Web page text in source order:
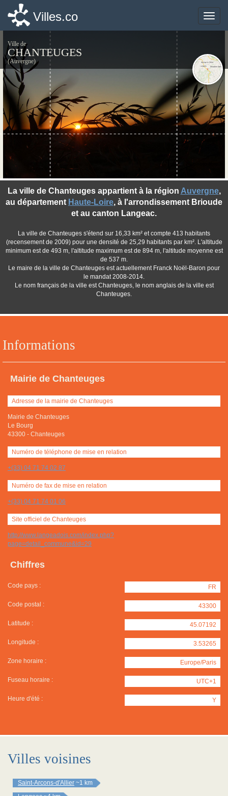
Toggle
Villes.co
Ville de
CHANTEUGES
(Auvergne)
Informations
Mairie de Chanteuges
Adresse de la mairie de Chanteuges
Mairie de Chanteuges
Le Bourg
43300 - Chanteuges
Numéro de téléphone de mise en relation
+(33) 04 71 74 02 87
Numéro de fax de mise en relation
+(33) 04 71 74 01 06
Site officiel de Chanteuges
http://www.langeadois.com/index.php?
page=detail_commune&id=29
Chiffres
Code pays : FR
Code postal : 43300
Latitude : 45.07192
Longitude : 3.53265
Zone horaire : Europe/Paris
Fuseau horaire : UTC+1
Heure d'été : Y
La ville de Chanteuges appartient à la région Auvergne,
au département Haute-Loire, à l'arrondissement Brioude
et au canton Langeac.
La ville de Chanteuges s'étend sur 16,33 km² et compte 413 habitants
(recensement de 2009) pour une densité de 25,29 habitants par km². L'altitude
minimum est de 493 m, l'altitude maximum est de 894 m, l'altitude moyenne est
de 537 m.
Le maire de la ville de Chanteuges est actuellement Franck Noël-Baron pour
le mandat 2008-2014.
Le nom français de la ville est Chanteuges, le nom anglais de la ville est
Chanteuges.
Villes voisines
Saint-Arcons-d'Allier ~1 km
Toggle
Villes.co